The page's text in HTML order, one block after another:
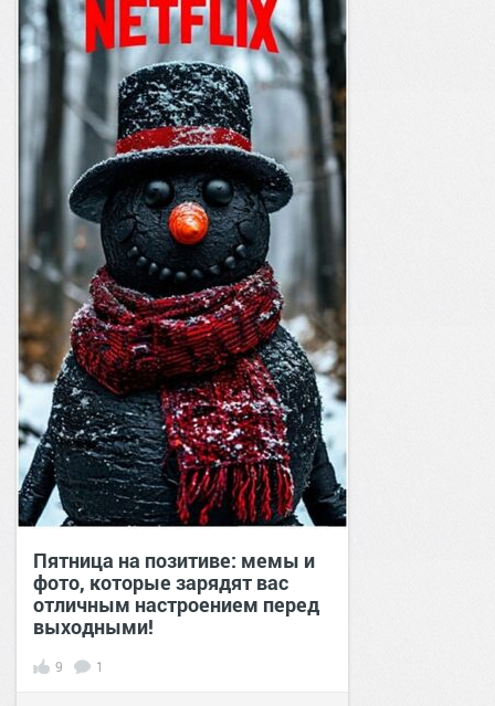
Пятница на позитиве: мемы и
фото, которые зарядят вас
отличным настроением перед
выходными!
9 1